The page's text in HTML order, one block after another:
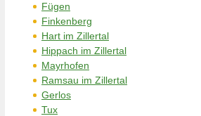
Fügen
Finkenberg
Hart im Zillertal
Hippach im Zillertal
Mayrhofen
Ramsau im Zillertal
Gerlos
Tux